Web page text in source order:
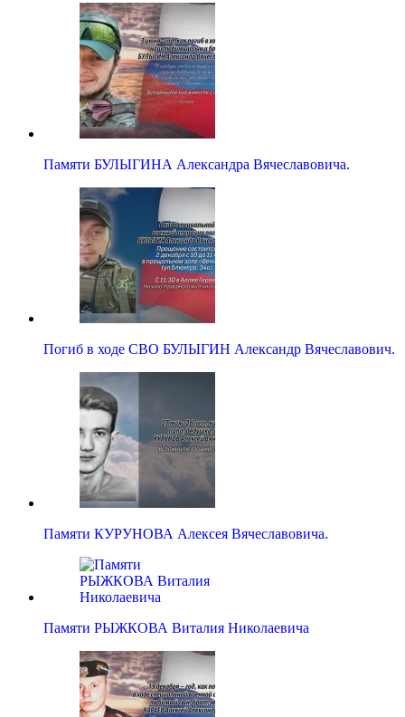
Памяти БУЛЫГИНА Александра Вячеславовича.
Погиб в ходе СВО БУЛЫГИН Александр Вячеславович.
Памяти КУРУНОВА Алексея Вячеславовича.
Памяти РЫЖКОВА Виталия Николаевича